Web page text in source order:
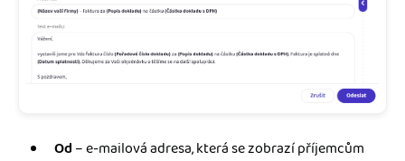
Od – e-mailová adresa, která se zobrazí příjemcům